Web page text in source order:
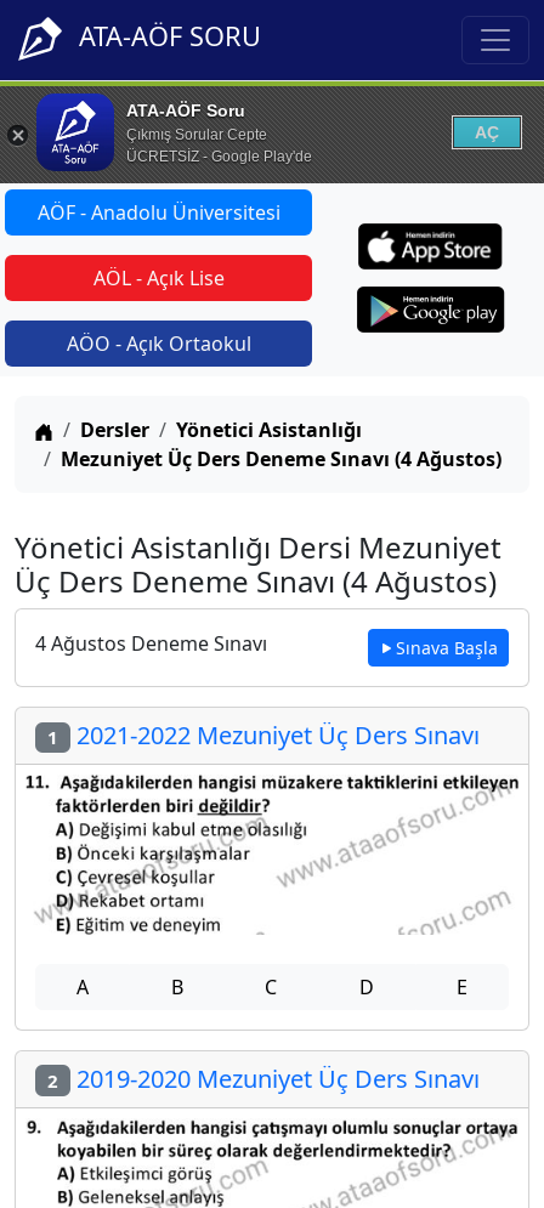
ATA-AÖF SORU
ATA-AÖF Soru
Çıkmış Sorular Cepte
ÜCRETSİZ - Google Play'de
AÇ
AÖF - Anadolu Üniversitesi
AÖL - Açık Lise
AÖO - Açık Ortaokul
Anasayfa
Dersler
Yönetici Asistanlığı
Mezuniyet Üç Ders Deneme Sınavı (4 Ağustos)
Yönetici Asistanlığı Dersi Mezuniyet
Üç Ders Deneme Sınavı (4 Ağustos)
4 Ağustos Deneme Sınavı Sınava Başla
1 2021-2022 Mezuniyet Üç Ders Sınavı
A B C D E
2 2019-2020 Mezuniyet Üç Ders Sınavı